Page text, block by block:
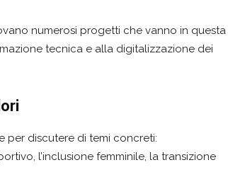
numerosi progetti che vanno in questa
tecnica e alla digitalizzazione dei
per discutere di temi concreti:
l’inclusione femminile, la transizione